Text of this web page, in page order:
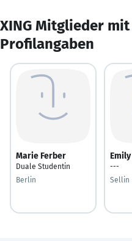
XING Mitglieder
Profilangaben
Marie Ferber
Duale Studentin
Berlin
---
Sellin